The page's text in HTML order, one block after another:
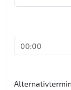
Alternativtermin